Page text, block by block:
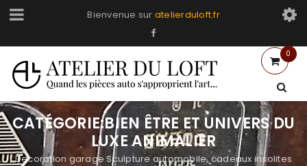
Bienvenue sur atelierduloft.fr
0
CATÉGORIE:BIEN ÊTRE ET UNIVERS DU
LUXE ANIMALIER
Decoration garage Sculpture automobile, cadeaux insolites